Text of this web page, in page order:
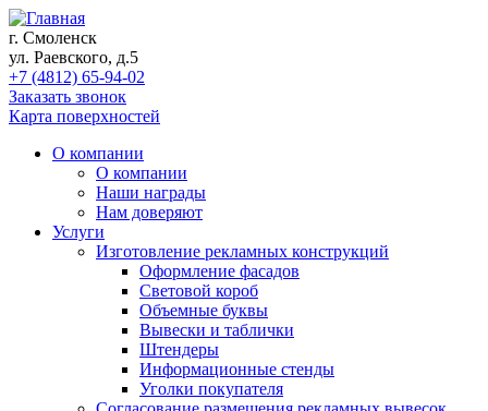
г. Смоленск
ул. Раевского, д.5
+7 (4812) 65-94-02
Заказать звонок
Карта поверхностей
О компании
О компании
Наши награды
Нам доверяют
Услуги
Изготовление рекламных конструкций
Оформление фасадов
Световой короб
Объемные буквы
Вывески и таблички
Штендеры
Информационные стенды
Уголки покупателя